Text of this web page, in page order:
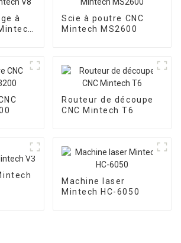
à
Scie à poutre CNC
Mintech MS2600
Routeur de découpe
CNC Mintech T6
Machine laser
Mintech HC-6050